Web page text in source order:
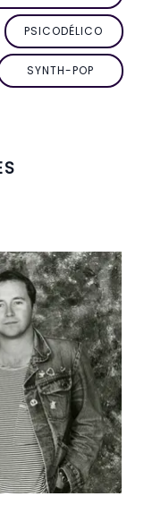
PSICODÉLICO
SYNTH-POP